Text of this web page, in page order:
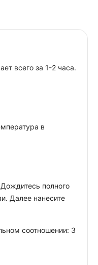
всего за 1-2 часа.
в
полного
Далее нанесите
соотношении: 3